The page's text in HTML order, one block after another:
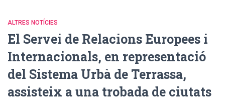
ALTRES NOTÍCIES
El Servei de Relacions Europees i
Internacionals, en representació
del Sistema Urbà de Terrassa,
assisteix a una trobada de ciutats